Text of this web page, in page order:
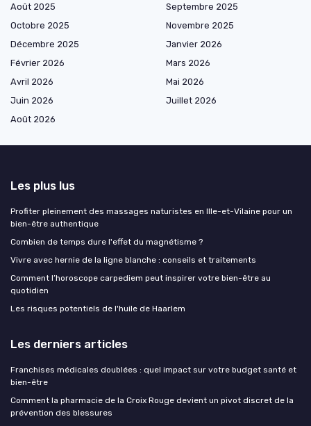
Août 2025
Septembre 2025
Octobre 2025
Novembre 2025
Décembre 2025
Janvier 2026
Février 2026
Mars 2026
Avril 2026
Mai 2026
Juin 2026
Juillet 2026
Août 2026
Les plus lus
Profiter pleinement des massages naturistes en Ille-et-Vilaine pour un
bien-être authentique
Combien de temps dure l'effet du magnétisme ?
Vivre avec hernie de la ligne blanche : conseils et traitements
Comment l’horoscope carpediem peut inspirer votre bien-être au
quotidien
Les risques potentiels de l'huile de Haarlem
Les derniers articles
Franchises médicales doublées : quel impact sur votre budget santé et
bien-être
Comment la pharmacie de la Croix Rouge devient un pivot discret de la
prévention des blessures